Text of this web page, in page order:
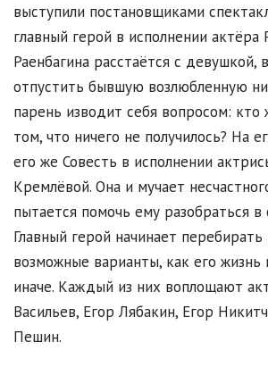
выступили постановщиками
главный герой в исполнении актёра
Раенбагина расстаётся с девушкой,
отпустить бывшую возлюбленную
парень изводит себя вопросом: кто
том, что ничего не получилось? На
его же Совесть в исполнении
Кремлёвой. Она и мучает
пытается помочь ему разобраться в
Главный герой начинает перебирать
возможные варианты, как его жизнь
иначе. Каждый из них воплощают
Васильев, Егор Лябакин, Егор
Пешин.